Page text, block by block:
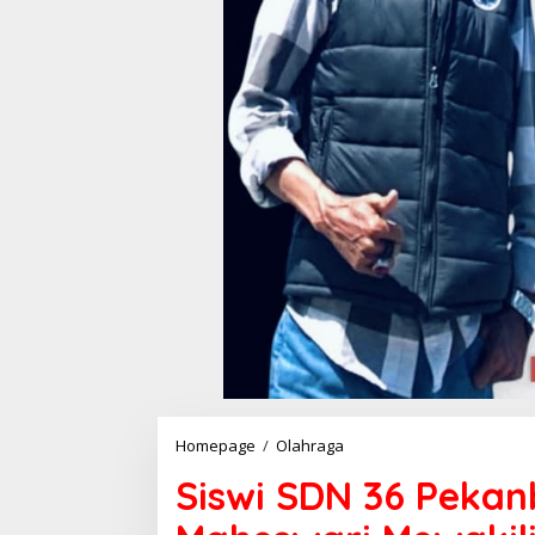
Homepage / Olahraga
s
w
Siswi SDN 36